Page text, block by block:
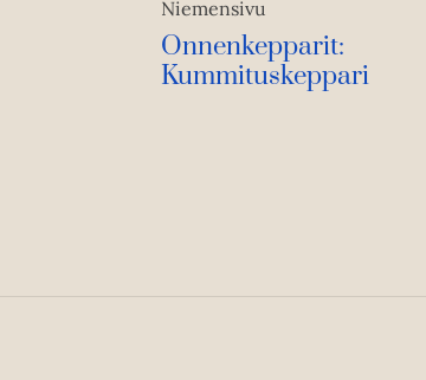
Niemensivu
Onnenkepparit:
Kummituskeppari